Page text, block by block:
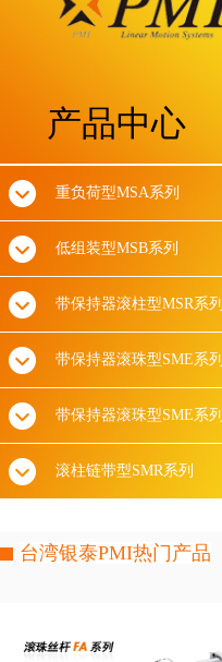
产品中心
重负荷型MSA系列
低组装型MSB系列
带保持器滚柱型MSR系列
带保持器滚珠型SME系列
带保持器滚珠型SME系列
滚柱链带型SMR系列
台湾银泰PMI热门产品